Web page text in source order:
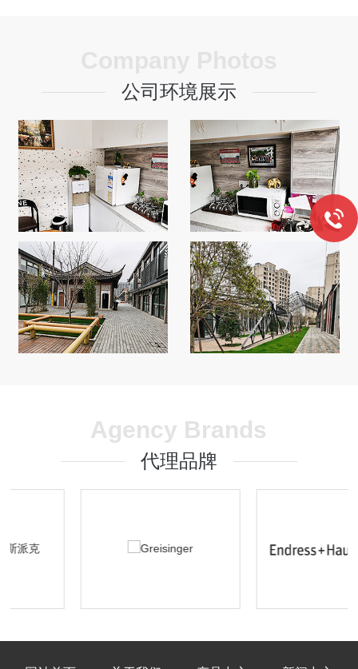
公司环境展示
Agency Brands
代理品牌